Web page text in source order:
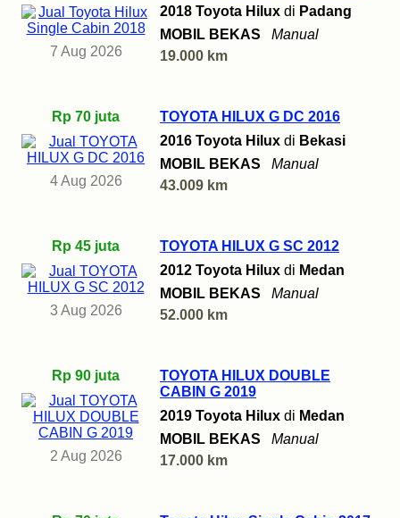
7 Aug 2026
2018 Toyota Hilux di Padang
MOBIL BEKAS
Manual
19.000 km
Rp 70 juta
4 Aug 2026
TOYOTA HILUX G DC 2016
2016 Toyota Hilux di Bekasi
MOBIL BEKAS
Manual
43.009 km
Rp 45 juta
3 Aug 2026
TOYOTA HILUX G SC 2012
2012 Toyota Hilux di Medan
MOBIL BEKAS
Manual
52.000 km
Rp 90 juta
2 Aug 2026
TOYOTA HILUX DOUBLE
CABIN G 2019
2019 Toyota Hilux di Medan
MOBIL BEKAS
Manual
17.000 km